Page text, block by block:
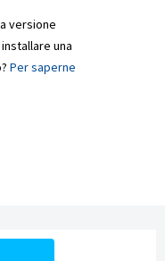
versione
una
Per saperne